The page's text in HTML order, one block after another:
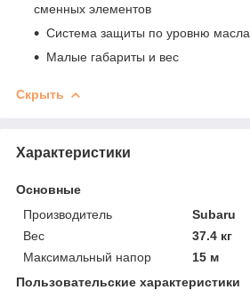
сменных элементов
Система защиты по уровню масла
Малые габариты и вес
Скрыть
Характеристики
Основные
Производитель
Subaru
Вес
37.4 кг
Максимальный напор
15 м
Пользовательские характеристики